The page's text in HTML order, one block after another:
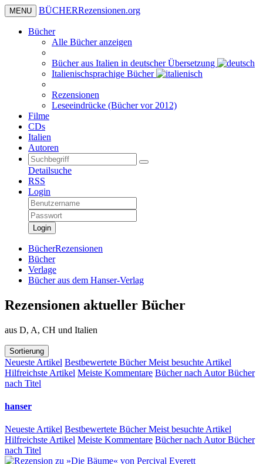
MENU BÜCHERRezensionen.org
Bücher
Alle Bücher anzeigen
Bücher aus Italien in deutscher Übersetzung
Italienischsprachige Bücher
Rezensionen
Leseeindrücke (Bücher vor 2012)
Filme
CDs
Italien
Autoren
Detailsuche
RSS
Login
Login
BücherRezensionen
Bücher
Verlage
Bücher aus dem Hanser-Verlag
Rezensionen aktueller Bücher
aus D, A, CH und Italien
Sortierung
Neueste Artikel Bestbewertete BücherMeist besuchte Artikel
Hilfreichste Artikel Meiste Kommentare Bücher nach AutorBücher
nach Titel
hanser
Neueste Artikel Bestbewertete BücherMeist besuchte Artikel
Hilfreichste Artikel Meiste Kommentare Bücher nach AutorBücher
nach Titel